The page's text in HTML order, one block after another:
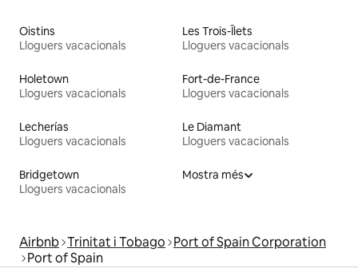
Oistins
Lloguers vacacionals
Les Trois-Îlets
Lloguers vacacionals
Holetown
Lloguers vacacionals
Fort-de-France
Lloguers vacacionals
Lecherías
Lloguers vacacionals
Le Diamant
Lloguers vacacionals
Bridgetown
Lloguers vacacionals
Mostra més
Airbnb Trinitat i Tobago Port of Spain Corporation
Port of Spain